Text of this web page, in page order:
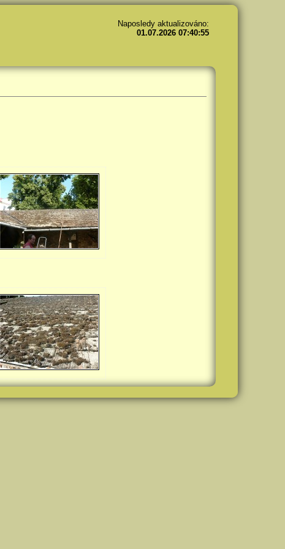
Naposledy aktualizováno:
01.07.2026 07:40:55